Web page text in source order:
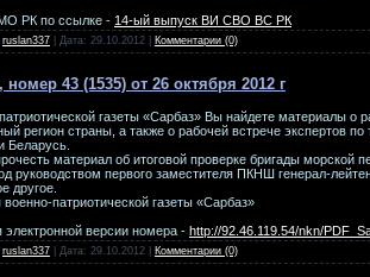
РК по ссылке - 14-ый выпуск ВИ СВО ВС РК
ruslan337 | Дата: 29.10.2012 Комментарии (0)
номер 43 (1535) от 26 октября 2012 г
газеты «Сарбаз» Вы найдете материалы о
регион страны, а также о рабочей встрече экспертов
Беларусь.
материал об итоговой проверке бригады морской
руководством первого заместителя ПКНШ генерал-
другое.
патриотической газеты «Сарбаз»
версии номера - http://92.46.119.54/nkn/
ruslan337 | Дата: 29.10.2012 Комментарии (0)